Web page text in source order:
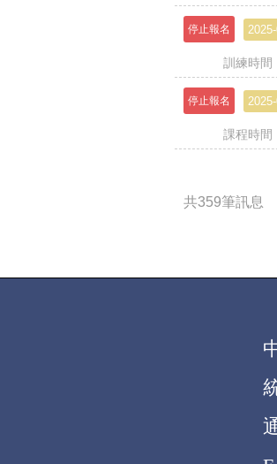
停止報名
訓練時間
停止報名
課程時間
共359筆訊息